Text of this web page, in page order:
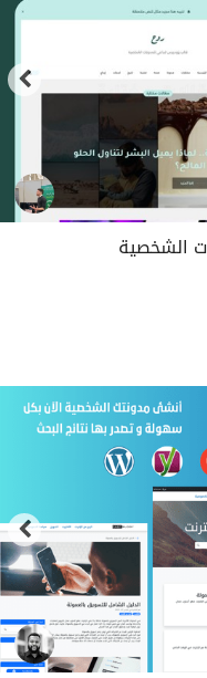
الشخصية